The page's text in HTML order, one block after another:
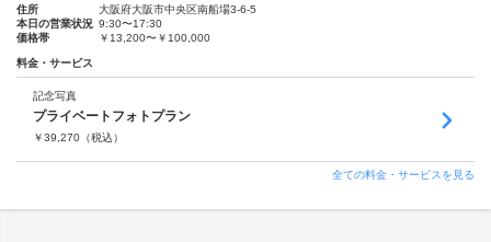
住所
大阪府大阪市中央区南船場3-6-5
本日の営業状況 9:30〜17:30
価格帯
￥13,200〜￥100,000
料金・サービス
記念写真
プライベートフォトプラン
￥39,270 （税込）
全ての料金・サービスを見る